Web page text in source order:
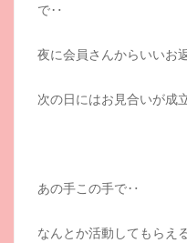
で‥
夜に会員さんからいいお
次の日にはお見合いが成
あの手この手で‥
なんとか活動してもらえ